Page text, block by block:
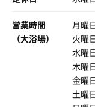
営業時間
（大浴場）
月曜
火曜
水曜
木曜
金曜
土曜